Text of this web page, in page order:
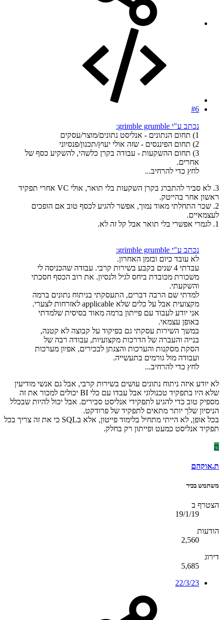
#6
נכתב ע"י grimble grumble:
1) תחום הנתונים - אנליסט נתונים/מוצר/עסקים
2) תחום הפיננסים - שזה אולי יעוץ/תכנון/פנסיוני
3) תחום ההשקעות - עבודה בקרן כלשהי, להשקיע כסף של
אחרים.
לחץ כדי להרחיב...
3. לא סביר להתברג בקרן השקעות בלי תואר, אולי VC אחרי תפקיד
ראשון אחר בהייטק.
2. שכר התחלתי מאוד נמוך, אפשר להגיע לכסף טוב אם הופכים
לעצמאיים.
1. לגמרי אפשרי בלי תואר אבל קל זה לא.
נכתב ע"י grimble grumble:
לא עובד כיום ובזמן האחרון.
עבדתי 4 שנים בקבע בשירות קרבי. עבודה שהכניסה לי
משכורת מכובדת ביחס לגיל ולנסיון. את רוב הכסף חסכתי
והשקעתי.
למדתי שם הרבה דברים, התעסקתי בניתוח נתונים ברמה
מקצועית אבל על כלים שלא applicable לאזרחות לצערי.
אני יודע לעבוד עם פייתון ברמה מאוד בסיסית שלמדתי
באופן עצמאי.
במשך השירות עסקתי גם בפיקוד על קבוצה לא קטנה,
בנייה והעברה של הדרכות מקצועיות, עבודה רבה של
הסקת מסקנות והערכות והצגתן לבכירים, אפיון מערכות
ועבודה מול גורמים בתעשייה.
לחץ כדי להרחיב...
לא יודע איזה ניתוח נתונים עושים בשירות קרבי, אבל גם אנשי מודיעין
שלא היו בתפקיד טכנולוגי אבל עבדו עם כלי BI יכולים למכור את זה
מספיק טוב כדי להגיע לתפקידי אנליסט סבירים. אבל יכול להיות שבכלל
הניסיון שלך יותר מתאים לתפקיד של פרודקט.
בכל אופן, לא הייתי מתחיל בלימוד פייטון, אלא בSQL כי את זה צריך בכל
תפקיד אנליסט כמעט ופייתון רק בחלק.
ת
ת.אוקהם
משתמש בכיר
הצטרף ב
19/1/19
הודעות
2,560
דירוג
5,685
22/3/23